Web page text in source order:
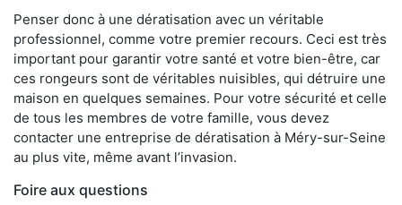
Penser donc à une dératisation avec un véritable
professionnel, comme votre premier recours. Ceci est très
important pour garantir votre santé et votre bien-être, car
ces rongeurs sont de véritables nuisibles, qui détruire une
maison en quelques semaines. Pour votre sécurité et celle
de tous les membres de votre famille, vous devez
contacter une entreprise de dératisation à Méry-sur-Seine
au plus vite, même avant l’invasion.
Foire aux questions